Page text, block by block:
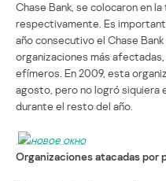
Chase Bank, se colocaron en
respectivamente. Es
año consecutivo el Chase
organizaciones más
efímeros. En 2009, esta
agosto, pero no logró siquiera
durante el resto del año.
Organizaciones atacadas por